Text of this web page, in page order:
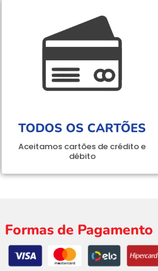
TODOS OS CARTÕES
Aceitamos cartões de crédito e
débito
Formas de Pagamento